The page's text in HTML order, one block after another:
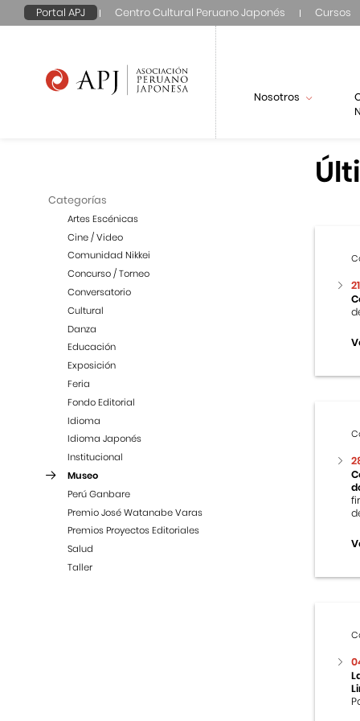
Portal APJ Centro Cultural Peruano Japonés Cursos
Nosotros
Categorías
Artes Escénicas
Cine / Video
Comunidad Nikkei
Concurso / Torneo
Conversatorio
Cultural
Danza
Educación
Exposición
Feria
Fondo Editorial
Idioma
Idioma Japonés
Institucional
Museo
Perú Ganbare
Premio José Watanabe Varas
Premios Proyectos Editoriales
Salud
Taller